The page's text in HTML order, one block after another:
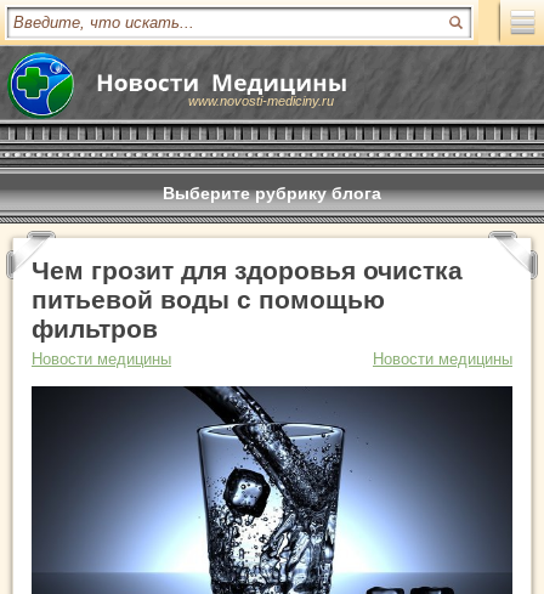
www.novosti-mediciny.ru
Выберите рубрику блога
Чем грозит для здоровья очистка
питьевой воды с помощью
фильтров
Новости медицины Новости медицины